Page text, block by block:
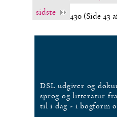
sidste
430 (Side 43
DSL udgiver og
sprog og litteratur
til i dag - i bogform